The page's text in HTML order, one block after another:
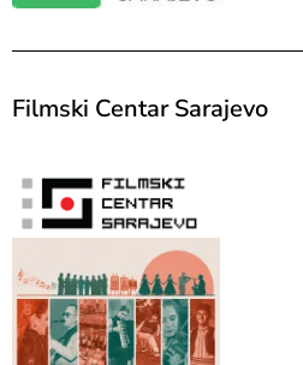
Filmski Centar Sarajevo